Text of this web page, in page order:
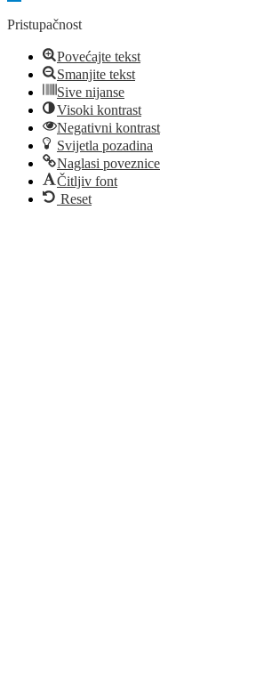
Pristupačnost
Povećajte tekst
Smanjite tekst
Sive nijanse
Visoki kontrast
Negativni kontrast
Svijetla pozadina
Naglasi poveznice
Čitljiv font
Reset